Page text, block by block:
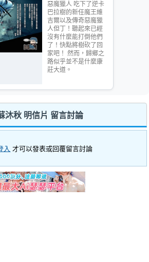
惡魔獵人 吃下了逆卡
巴拉樹的新任魔王維
吉爾以及傳奇惡魔獵
人但丁！聽起來已經
沒有什麼能打倒他們
了！快點將樹砍了回
家吧！ 然而，歸鄉之
路似乎並不是什麼康
莊大道。
沐秋 明信片 留言討論
入 才可以發表或回覆留言討論